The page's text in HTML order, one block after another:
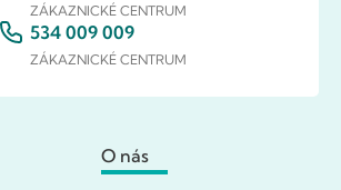
ZÁKAZNICKÉ CENTRUM
534 009 009
ZÁKAZNICKÉ CENTRUM
O nás